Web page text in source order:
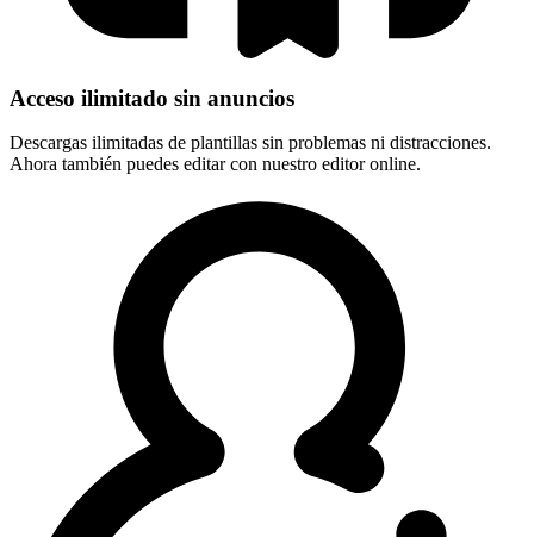
Acceso ilimitado sin anuncios
Descargas ilimitadas de plantillas sin problemas ni distracciones.
Ahora también puedes editar con nuestro editor online.